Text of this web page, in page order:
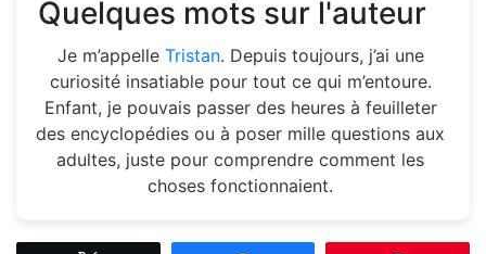
Quelques mots sur l'auteur
Je m’appelle Tristan. Depuis toujours, j’ai une
curiosité insatiable pour tout ce qui m’entoure.
Enfant, je pouvais passer des heures à feuilleter
des encyclopédies ou à poser mille questions aux
adultes, juste pour comprendre comment les
choses fonctionnaient.